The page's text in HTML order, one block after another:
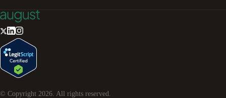
© Copyright 2026 . All rights reserved.